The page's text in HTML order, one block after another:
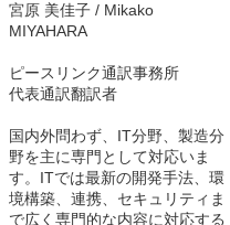
宮原 美佳子 / Mikako
MIYAHARA
ピースリンク通訳事務所
代表通訳翻訳者
国内外問わず、IT分野、製造分
野を主に専門として対応いま
す。ITでは最新の開発手法、環
境構築、連携、セキュリティま
で広く専門的な内容に対応する